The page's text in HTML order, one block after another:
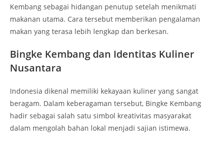
Kembang sebagai hidangan penutup setelah menikmati
makanan utama. Cara tersebut memberikan pengalaman
makan yang terasa lebih lengkap dan berkesan.
Bingke Kembang dan Identitas Kuliner
Nusantara
Indonesia dikenal memiliki kekayaan kuliner yang sangat
beragam. Dalam keberagaman tersebut, Bingke Kembang
hadir sebagai salah satu simbol kreativitas masyarakat
dalam mengolah bahan lokal menjadi sajian istimewa.